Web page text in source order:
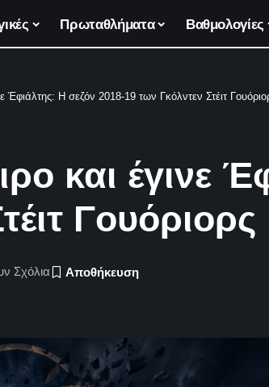
Πρωταθλήματα Βαθμολογίες
Έφιάλτης: Η σεζόν 2018-19 των Γκόλντεν Στέιτ
και έγινε
Γουόριορς
Σχόλια